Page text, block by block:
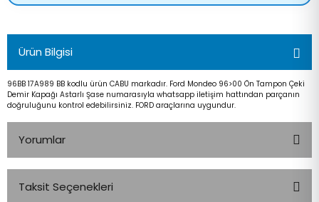
Ürün Bilgisi
96BB 17A989 BB kodlu ürün CABU markadır. Ford Mondeo 96>00 Ön Tampon Çeki
Demir Kapağı Astarlı Şase numarasıyla whatsapp iletişim hattından parçanın
doğruluğunu kontrol edebilirsiniz. FORD araçlarına uygundur.
Yorumlar
Taksit Seçenekleri